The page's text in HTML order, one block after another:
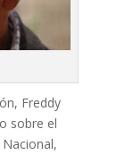
Freddy
sobre el